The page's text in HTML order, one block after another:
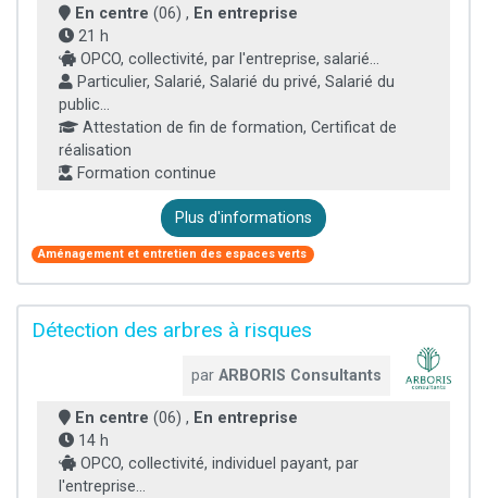
En centre (06) , En entreprise
21 h
OPCO, collectivité, par l'entreprise, salarié...
Particulier, Salarié, Salarié du privé, Salarié du
public...
Attestation de fin de formation, Certificat de
réalisation
Formation continue
Plus d'informations
Aménagement et entretien des espaces verts
Détection des arbres à risques
par ARBORIS Consultants
En centre (06) , En entreprise
14 h
OPCO, collectivité, individuel payant, par
l'entreprise...